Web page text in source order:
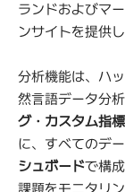
ランドおよびマ
ンサイトを提供し
分析機能は、ハ
然言語データ分析
グ・カスタム指標
に、すべてのデ
シュボードで構成